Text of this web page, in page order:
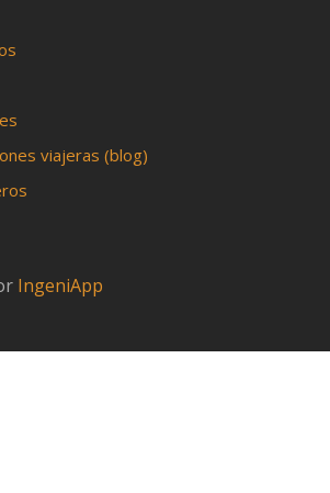
viajeras (blog)
IngeniApp